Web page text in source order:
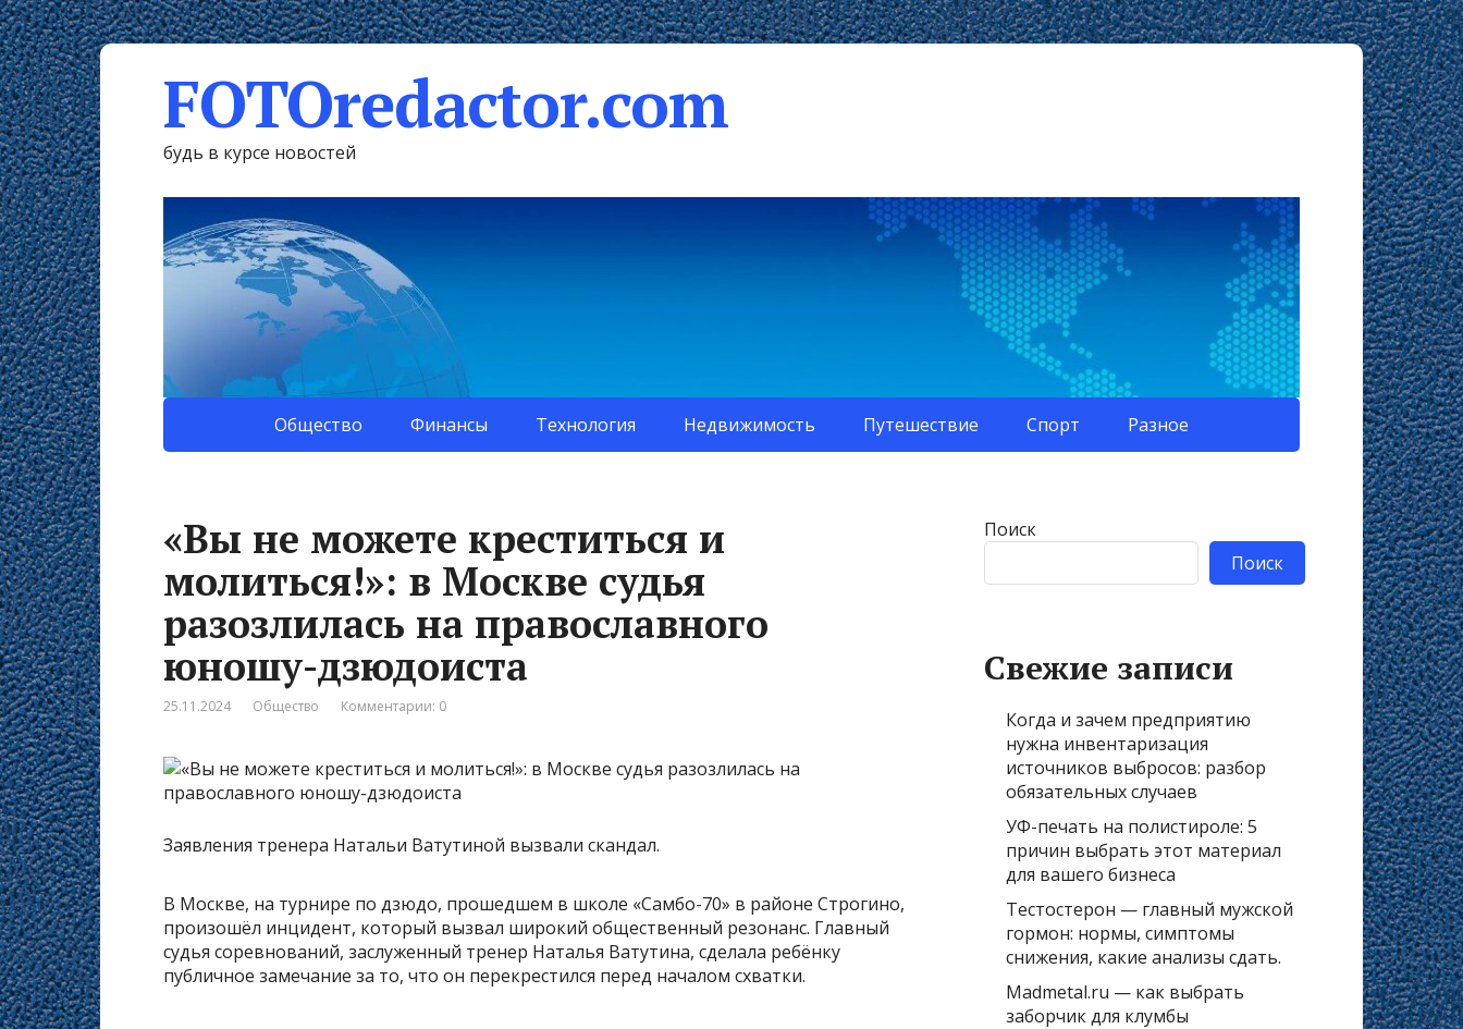
FOTOredactor.com
будь в курсе новостей
Общество Финансы Технология Недвижимость Путешествие Спорт Разное
«Вы не можете креститься и
молиться!»: в Москве судья
разозлилась на православного
юношу-дзюдоиста
25.11.2024 Общество Комментарии: 0
Заявления тренера Натальи Ватутиной вызвали скандал.
В Москве, на турнире по дзюдо, прошедшем в школе «Самбо-70» в районе Строгино,
произошёл инцидент, который вызвал широкий общественный резонанс. Главный
судья соревнований, заслуженный тренер Наталья Ватутина, сделала ребёнку
публичное замечание за то, что он перекрестился перед началом схватки.
Поиск
Поиск
Свежие записи
Когда и зачем предприятию
нужна инвентаризация
источников выбросов: разбор
обязательных случаев
УФ-печать на полистироле: 5
причин выбрать этот материал
для вашего бизнеса
Тестостерон — главный мужской
гормон: нормы, симптомы
снижения, какие анализы сдать.
Madmetal.ru — как выбрать
заборчик для клумбы